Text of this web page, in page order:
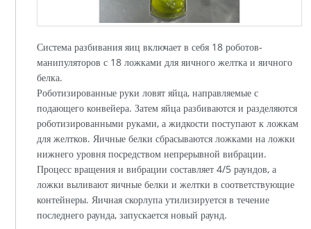
Система разбивания яиц включает в себя 18 роботов-
манипуляторов с 18 ложками для яичного желтка и яичного
белка.
Роботизированные руки ловят яйца, направляемые с
подающего конвейера. Затем яйца разбиваются и разделяются
роботизированными руками, а жидкости поступают к ложкам
для желтков. Яичные белки сбрасываются ложками на ложки
нижнего уровня посредством непрерывной вибрации.
Процесс вращения и вибрации составляет 4/5 раундов, а
ложки выливают яичные белки и желтки в соответствующие
контейнеры. Яичная скорлупа утилизируется в течение
последнего раунда, запускается новый раунд.